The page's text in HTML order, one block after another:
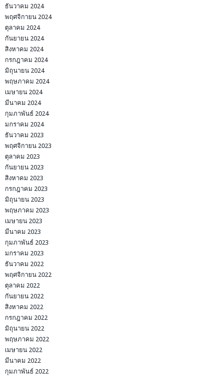
ธันวาคม 2024
พฤศจิกายน 2024
ตุลาคม 2024
กันยายน 2024
สิงหาคม 2024
กรกฎาคม 2024
มิถุนายน 2024
พฤษภาคม 2024
เมษายน 2024
มีนาคม 2024
กุมภาพันธ์ 2024
มกราคม 2024
ธันวาคม 2023
พฤศจิกายน 2023
ตุลาคม 2023
กันยายน 2023
สิงหาคม 2023
กรกฎาคม 2023
มิถุนายน 2023
พฤษภาคม 2023
เมษายน 2023
มีนาคม 2023
กุมภาพันธ์ 2023
มกราคม 2023
ธันวาคม 2022
พฤศจิกายน 2022
ตุลาคม 2022
กันยายน 2022
สิงหาคม 2022
กรกฎาคม 2022
มิถุนายน 2022
พฤษภาคม 2022
เมษายน 2022
มีนาคม 2022
กุมภาพันธ์ 2022